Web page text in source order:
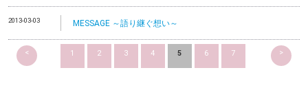
2013-03-03 MESSAGE ～語り継ぐ想い～
< 1 2 3 4 5 6 7 >